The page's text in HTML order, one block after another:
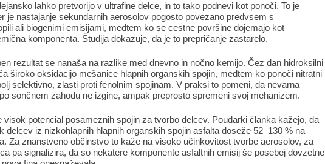
lahko pretvorijo v ultrafine delce, in to tako podnevi kot ponoči. To je
je nastajanje sekundarnih aerosolov pogosto povezano predvsem s
ali biogenimi emisijami, medtem ko se cestne površine dojemajo kot
komponenta. Študija dokazuje, da je to prepričanje zastarelo.
rezultat se nanaša na razlike med dnevno in nočno kemijo. Čez dan hidroksilni
široko oksidacijo mešanice hlapnih organskih spojin, medtem ko ponoči nitratni
selektivno, zlasti proti fenolnim spojinam. V praksi to pomeni, da nevarna
sončnem zahodu ne izgine, ampak preprosto spremeni svoj mehanizem.
visok potencial posameznih spojin za tvorbo delcev. Poudarki članka kažejo, da
delcev iz nizkohlapnih hlapnih organskih spojin asfalta doseže 52–130 % na
Za znanstveno občinstvo to kaže na visoko učinkovitost tvorbe aerosolov, za
pa signalizira, da so nekatere komponente asfaltnih emisij še posebej dovzetne